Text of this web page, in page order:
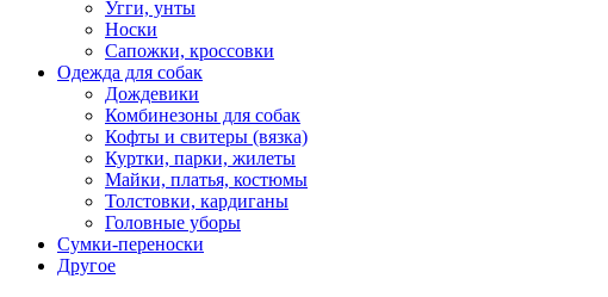
Угги, унты
Носки
Сапожки, кроссовки
Одежда для собак
Дождевики
Комбинезоны для собак
Кофты и свитеры (вязка)
Куртки, парки, жилеты
Майки, платья, костюмы
Толстовки, кардиганы
Головные уборы
Сумки-переноски
Другое